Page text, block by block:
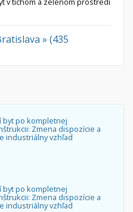
» (435
byt po kompletnej
Zmena dispozície a
industriálny vzhľad
byt po kompletnej
Zmena dispozície a
industriálny vzhľad